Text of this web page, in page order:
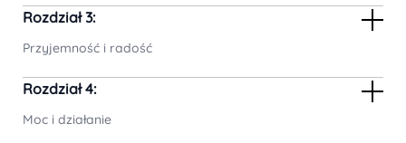
Rozdział 3:
Przyjemność i radość
Rozdział 4:
Moc i działanie